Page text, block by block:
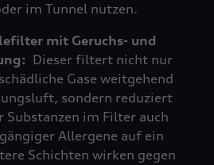
im Tunnel nutzen.
mit Geruchs- und
Dieser filtert nicht nur
Gase weitgehend
sondern reduziert
im Filter auch
Allergene auf ein
Schichten wirken gegen